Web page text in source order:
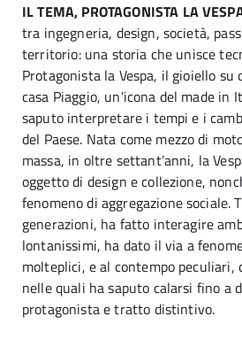
IL TEMA, PROTAGONISTA LA
tra ingegneria, design, società,
territorio: una storia che unisce
Protagonista la Vespa, il gioiello su
casa Piaggio, un’icona del made in
saputo interpretare i tempi e i
del Paese. Nata come mezzo di
massa, in oltre settant’anni, la
oggetto di design e collezione,
fenomeno di aggregazione sociale.
generazioni, ha fatto interagire
lontanissimi, ha dato il via a
molteplici, e al contempo peculiari,
nelle quali ha saputo calarsi fino a
protagonista e tratto distintivo.